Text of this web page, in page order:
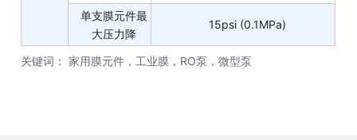
单支膜元件最
大压力降
15psi (0.1MPa)
关键词： 家用膜元件，工业膜，RO泵，微型泵